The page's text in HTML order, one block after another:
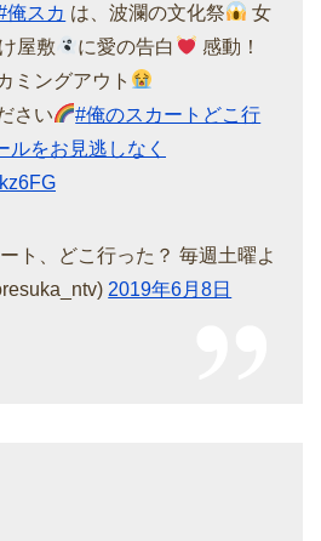
俺スカ は、波瀾の文化祭
女
屋敷 に愛の告白
感動！
ミングアウト
さい
#俺のスカートどこ行
ルをお見逃しなく
ト、どこ行った？ 毎週土曜よ
2019年6月8日